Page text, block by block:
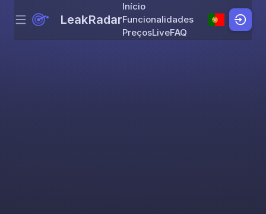
Skip to content
Menu LeakRadar
Início
Funcionalidades
PreçosLiveFAQ